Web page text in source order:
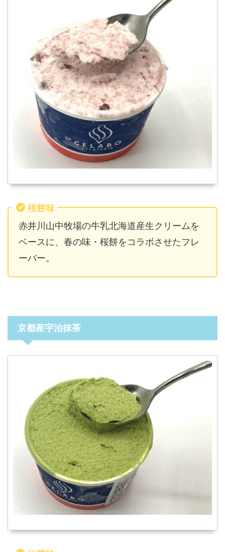
桜餅味
赤井川山中牧場の牛乳北海道産生クリームを
ベースに、春の味・桜餅をコラボさせたフレ
ーバー。
京都産宇治抹茶